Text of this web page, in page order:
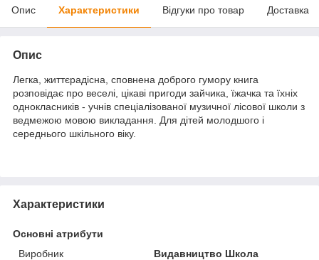
Опис Характеристики Відгуки про товар Доставка
Опис
Легка, життєрадісна, сповнена доброго гумору книга
розповідає про веселі, цікаві пригоди зайчика, їжачка та їхніх
однокласників - учнів спеціалізованої музичної лісової школи з
ведмежою мовою викладання. Для дітей молодшого і
середнього шкільного віку.
Характеристики
Основні атрибути
Виробник
Видавництво Школа